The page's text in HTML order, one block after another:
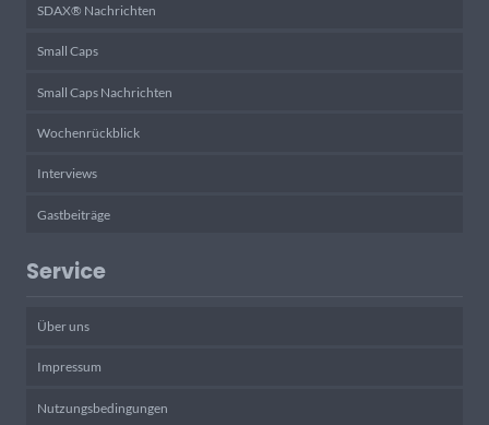
SDAX® Nachrichten
Small Caps
Small Caps Nachrichten
Wochenrückblick
Interviews
Gastbeiträge
Service
Über uns
Impressum
Nutzungsbedingungen